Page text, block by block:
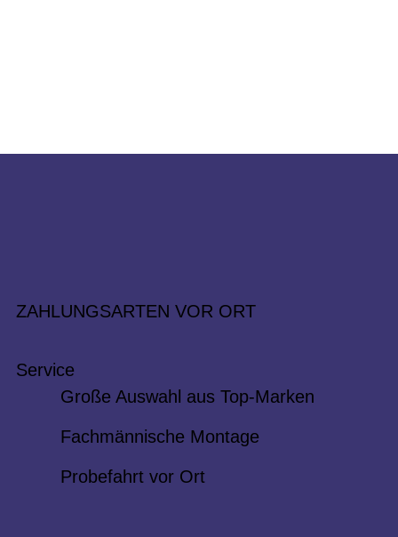
ZAHLUNGSARTEN VOR ORT
Service
Große Auswahl aus Top-Marken
Fachmännische Montage
Probefahrt vor Ort